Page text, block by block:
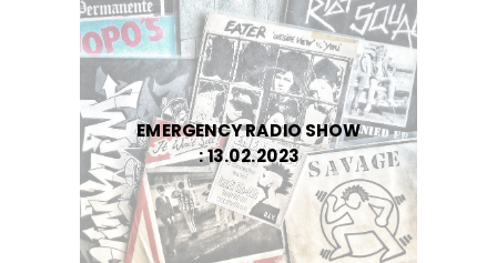
EMERGENCY RADIO SHOW
: 13.02.2023